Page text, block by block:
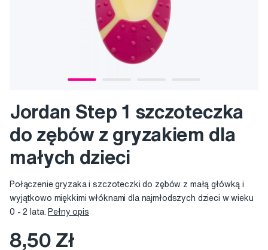
Jordan Step 1 szczoteczka
do zębów z gryzakiem dla
małych dzieci
Połączenie gryzaka i szczoteczki do zębów z małą główką i
wyjątkowo miękkimi włóknami dla najmłodszych dzieci w wieku
0 - 2 lata. Pełny opis
8,50 Zł